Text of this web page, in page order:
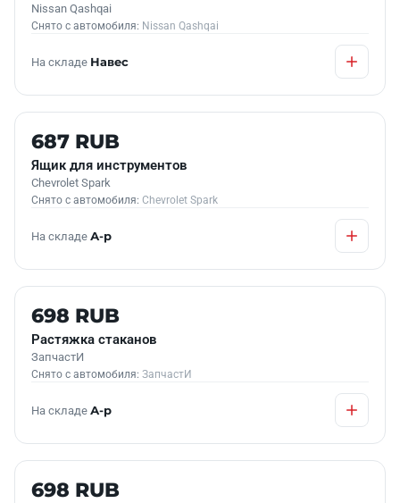
Nissan Qashqai
Снято с автомобиля: Nissan Qashqai
На складе Навес
Б/У В НАЛИЧИИ
687 RUB
Ящик для инструментов
Chevrolet Spark
Снято с автомобиля: Chevrolet Spark
На складе А-р
Б/У В НАЛИЧИИ
698 RUB
Растяжка стаканов
ЗапчастИ
Снято с автомобиля: ЗапчастИ
На складе А-р
Б/У В НАЛИЧИИ
698 RUB